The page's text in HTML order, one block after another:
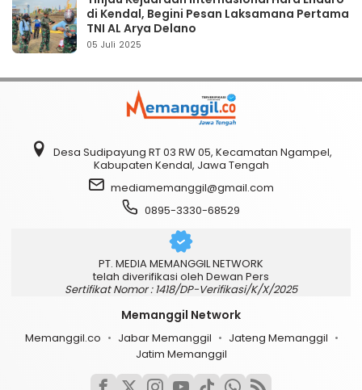
di Kendal, Begini Pesan Laksamana Pertama
TNI AL Arya Delano
05 Juli 2025
Desa Sudipayung RT 03 RW 05, Kecamatan Ngampel,
Kabupaten Kendal, Jawa Tengah
mediamemanggil@gmail.com
0895-3330-68529
PT. MEDIA MEMANGGIL NETWORK
telah diverifikasi oleh Dewan Pers
Sertifikat Nomor : 1418/DP-Verifikasi/K/X/2025
Memanggil Network
Memanggil.co Jabar Memanggil
Jateng Memanggil
Jatim Memanggil